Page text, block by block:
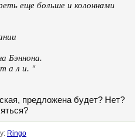
еще больше и колоннами
Бэннона.
а л и. "
предложена будет? Нет?
Ringo